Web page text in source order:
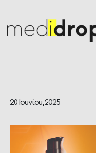
20 Ιουνίου, 2025